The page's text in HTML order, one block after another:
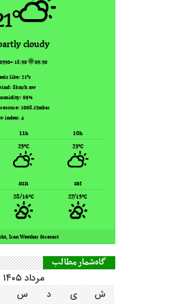
cloudy
05:30
18:50 +0330
like: 21°c
8km/hnw
69%
1008.13mbar
index: 4
10h
11h
23°C
25°C
sat
sun
27/15°C
28/16°C
Weather forecast
Iran ▸
گاه‌شمار مطالب
مرداد ۱۴۰۵
ش ی د س